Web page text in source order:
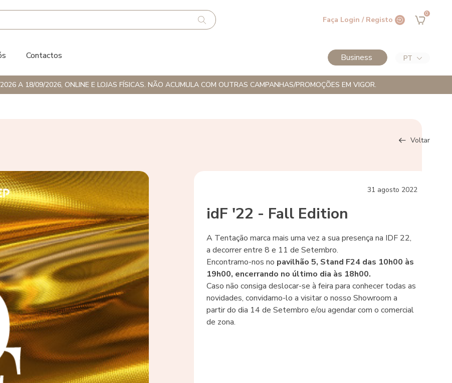
Faça Login / Registo
0
Contactos Business PT
A 18/09/2026, ONLINE E LOJAS FÍSICAS. NÃO ACUMULA COM OUTRAS CAMPANHAS/PROMOÇÕES EM VIGOR.
Voltar
31 agosto 2022
idF '22 - Fall Edition
A Tentação marca mais uma vez a sua presença na IDF 22,
a decorrer entre 8 e 11 de Setembro.
Encontramo-nos no pavilhão 5, Stand F24 das 10h00 às
19h00, encerrando no último dia às 18h00.
Caso não consiga deslocar-se à feira para conhecer todas as
novidades, convidamo-lo a visitar o nosso Showroom a
partir do dia 14 de Setembro e/ou agendar com o comercial
de zona.